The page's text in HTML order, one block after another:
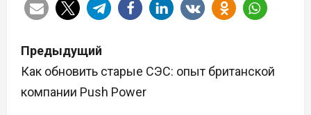
Н
а
в
Предыдущий
Как обновить старые СЭС: опыт британской
компании Push Power